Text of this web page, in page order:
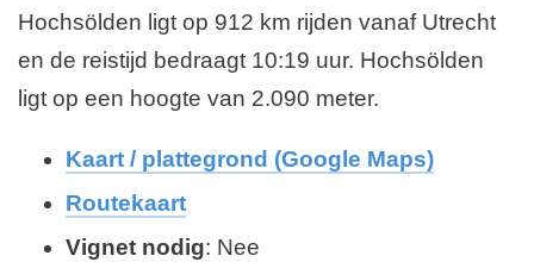
Hochsölden ligt op 912 km rijden vanaf Utrecht
en de reistijd bedraagt 10:19 uur. Hochsölden
ligt op een hoogte van 2.090 meter.
Kaart / plattegrond (Google Maps)
Routekaart
Vignet nodig: Nee